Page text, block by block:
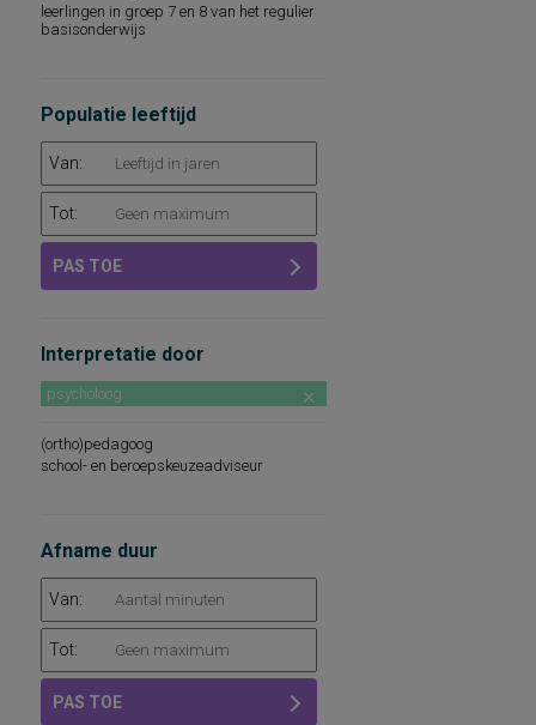
leerlingen in groep 7 en 8 van het regulier
basisonderwijs
Populatie leeftijd
Van:
Tot:
PAS TOE
Interpretatie door
psycholoog
(ortho)pedagoog
school- en beroepskeuzeadviseur
Afname duur
Van:
Tot:
PAS TOE